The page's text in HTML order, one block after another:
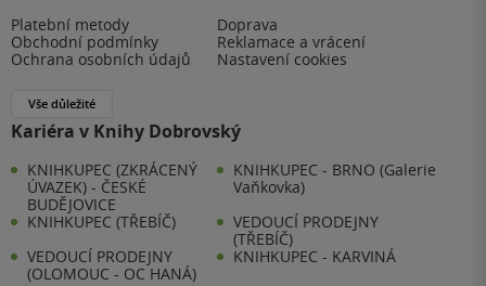
Platební metody
Doprava
Obchodní podmínky
Reklamace a vrácení
Ochrana osobních údajů
Nastavení cookies
Vše důležité
Kariéra v Knihy Dobrovský
KNIHKUPEC (ZKRÁCENÝ
ÚVAZEK) - ČESKÉ
BUDĚJOVICE
KNIHKUPEC - BRNO (Galerie
Vaňkovka)
KNIHKUPEC (TŘEBÍČ)
VEDOUCÍ PRODEJNY
(TŘEBÍČ)
VEDOUCÍ PRODEJNY
(OLOMOUC - OC HANÁ)
KNIHKUPEC - KARVINÁ